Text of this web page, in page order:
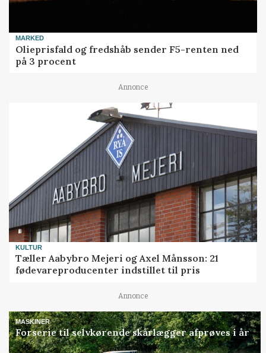
MARKED
Olieprisfald og fredshåb sender F5-renten ned
på 3 procent
Annonce
KULTUR
Tæller Aabybro Mejeri og Axel Månsson: 21
fødevareproducenter indstillet til pris
Annonce
MASKINER
Forserie til selvkørende skårlægger afprøves i år